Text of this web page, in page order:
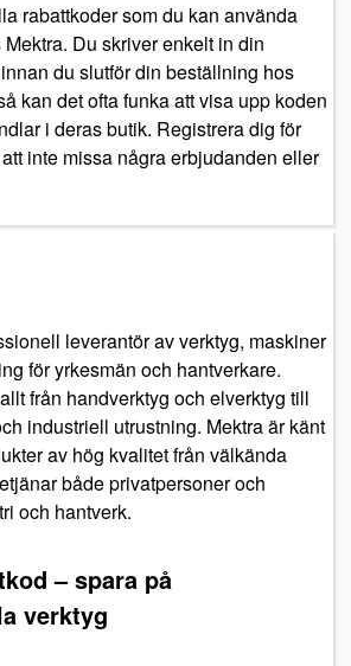
rabattkoder som du kan använda
Du skriver enkelt in din
du slutför din beställning hos
kan det ofta funka att visa upp koden
i deras butik. Registrera dig för
inte missa några erbjudanden eller
leverantör av verktyg, maskiner
för yrkesmän och hantverkare.
från handverktyg och elverktyg till
industriell utrustning. Mektra är känt
av hög kvalitet från välkända
både privatpersoner och
och hantverk.
– spara på
verktyg